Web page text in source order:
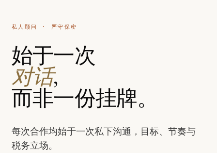
私人顾问 · 严守保密
始于一次
对话,
而非一份挂牌。
每次合作均始于一次私下沟通，目标、节奏与
税务立场。